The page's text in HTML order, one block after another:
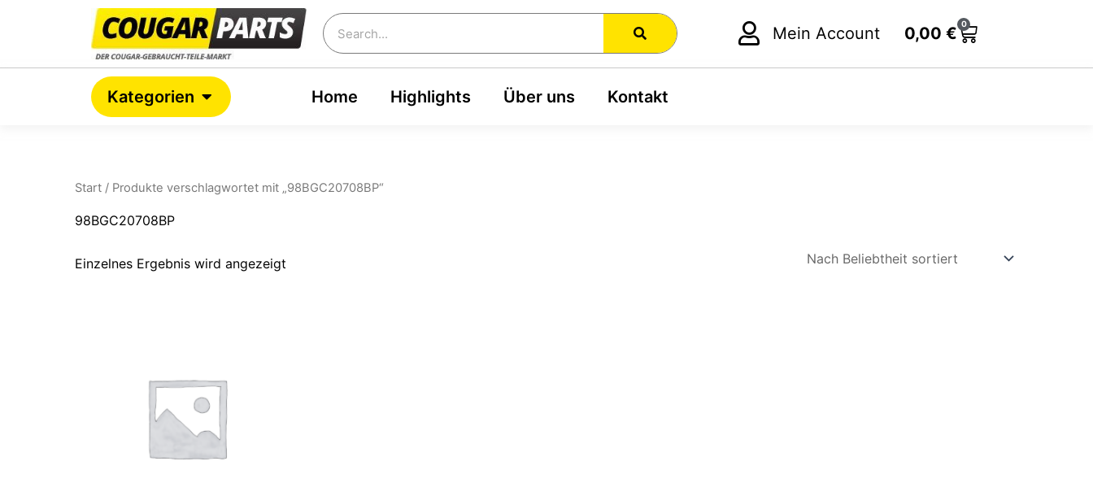
Search
Mein Account 0,00 €
0
Cart
Kategorien Open Kategorien Home Highlights Über uns Kontakt
Start / Produkte verschlagwortet mit „98BGC20708BP“
98BGC20708BP
Einzelnes Ergebnis wird angezeigt